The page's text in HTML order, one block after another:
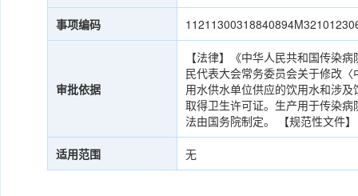
事项编码
审批依据
【法律】《中华人民共和国传染
民代表大会常务委员会关于修改
用水供水单位供应的饮用水和涉
取得卫生许可证。生产用于传染
法由国务院制定。 【规范性文件
适用范围 无